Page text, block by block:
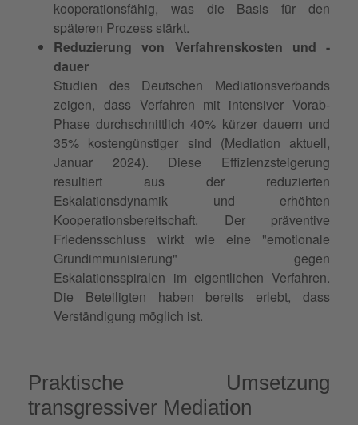
kooperationsfähig, was die Basis für den
späteren Prozess stärkt.
Reduzierung von Verfahrenskosten und -
dauer
Studien des Deutschen Mediationsverbands
zeigen, dass Verfahren mit intensiver Vorab-
Phase durchschnittlich 40% kürzer dauern und
35% kostengünstiger sind (Mediation aktuell,
Januar 2024). Diese Effizienzsteigerung
resultiert aus der reduzierten
Eskalationsdynamik und erhöhten
Kooperationsbereitschaft. Der präventive
Friedensschluss wirkt wie eine "emotionale
Grundimmunisierung" gegen
Eskalationsspiralen im eigentlichen Verfahren.
Die Beteiligten haben bereits erlebt, dass
Verständigung möglich ist.
Praktische Umsetzung
transgressiver Mediation